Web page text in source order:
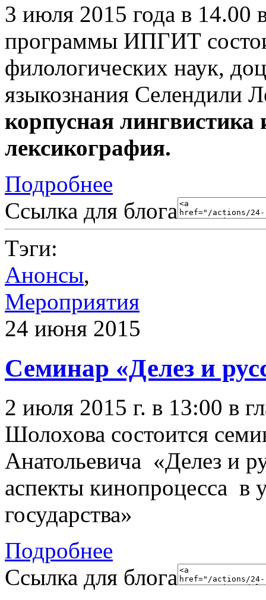
3 июля 2015 года в 14.00
программы ИПГИТ
филологических наук,
языкознания Селендили
корпусная
лексикография.
Подробнее
Ссылка для блога
Тэги:
Анонсы,
Мероприятия
24 июня 2015
Семинар «Делез и
2 июля 2015 г. в 13:00 в
Шолохова состоится
Анатольевича «Делез и
аспекты кинопроцесса в
государства»
Подробнее
Ссылка для блога